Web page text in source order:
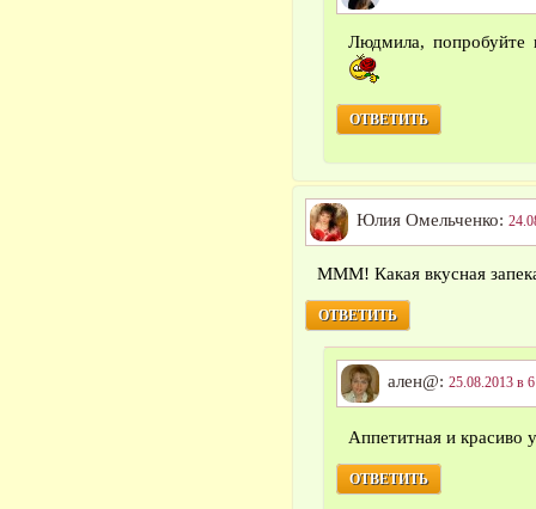
Людмила, попробуйте
ОТВЕТИТЬ
Юлия Омельченко:
МММ! Какая вкусная
ОТВЕТИТЬ
ален@: 25.08.2013 в
Аппетитная и красиво
ОТВЕТИТЬ